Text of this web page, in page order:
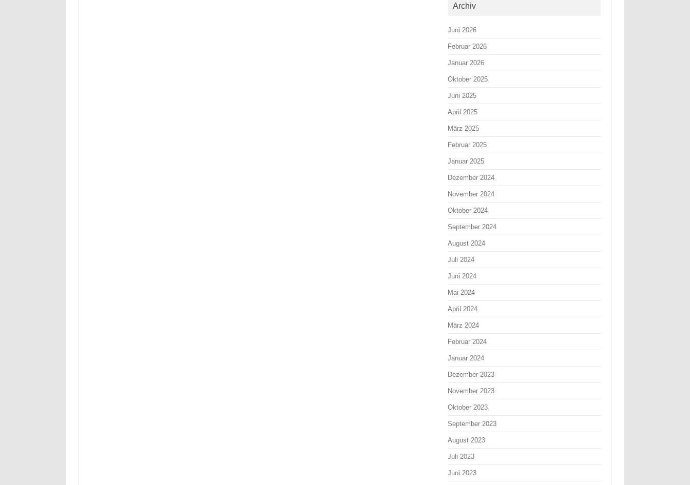
Archiv
Juni 2026
Februar 2026
Januar 2026
Oktober 2025
Juni 2025
April 2025
März 2025
Februar 2025
Januar 2025
Dezember 2024
November 2024
Oktober 2024
September 2024
August 2024
Juli 2024
Juni 2024
Mai 2024
April 2024
März 2024
Februar 2024
Januar 2024
Dezember 2023
November 2023
Oktober 2023
September 2023
August 2023
Juli 2023
Juni 2023